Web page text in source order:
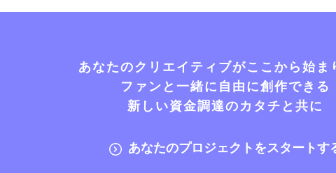
あなたのクリエイティブがここから始ま
ファンと一緒に自由に創作できる
新しい資金調達のカタチと共に
あなたのプロジェクトをスタートす